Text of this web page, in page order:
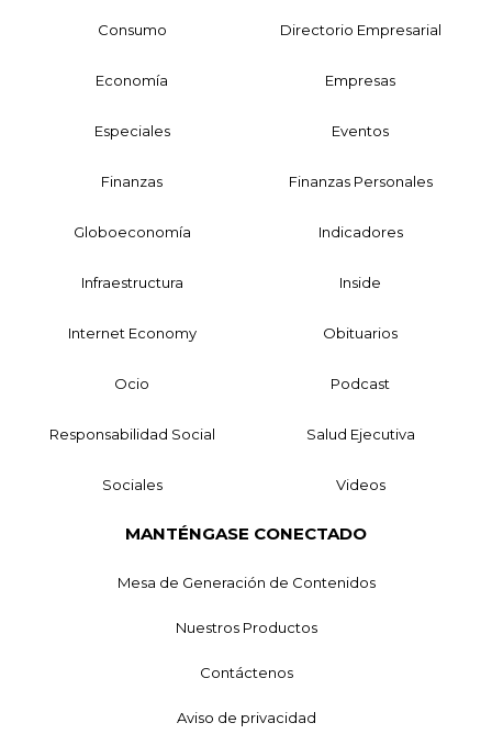
Consumo Directorio Empresarial
Economía Empresas
Especiales Eventos
Finanzas Finanzas Personales
Globoeconomía Indicadores
Infraestructura Inside
Internet Economy Obituarios
Ocio Podcast
Responsabilidad Social Salud Ejecutiva
Sociales Videos
MANTÉNGASE CONECTADO
Mesa de Generación de Contenidos
Nuestros Productos
Contáctenos
Aviso de privacidad